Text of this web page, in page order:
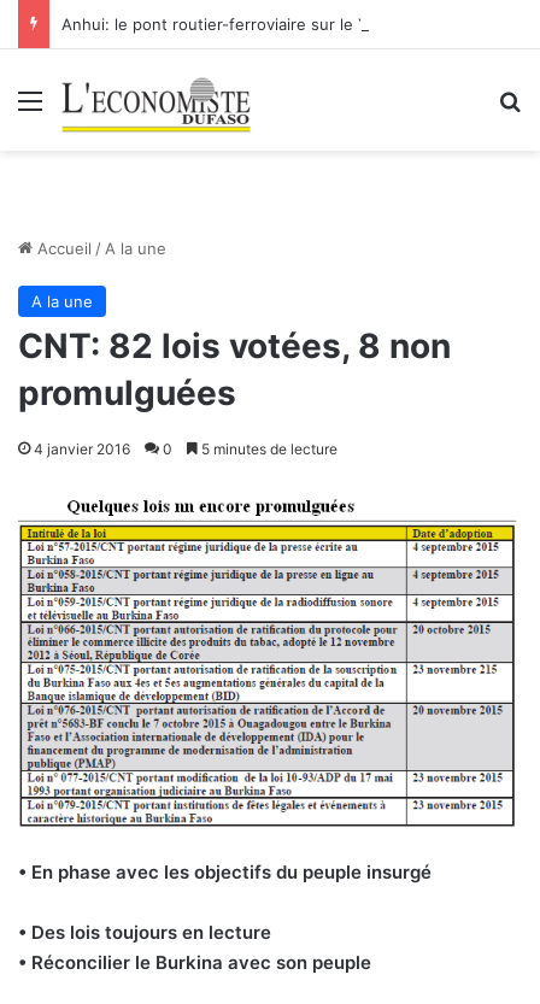
Menu
Accueil / A la une
A la une
CNT: 82 lois votées, 8 non
promulguées
4 janvier 2016 0 5 minutes de lecture
• En phase avec les objectifs du peuple insurgé
• Des lois toujours en lecture
• Réconcilier le Burkina avec son peuple